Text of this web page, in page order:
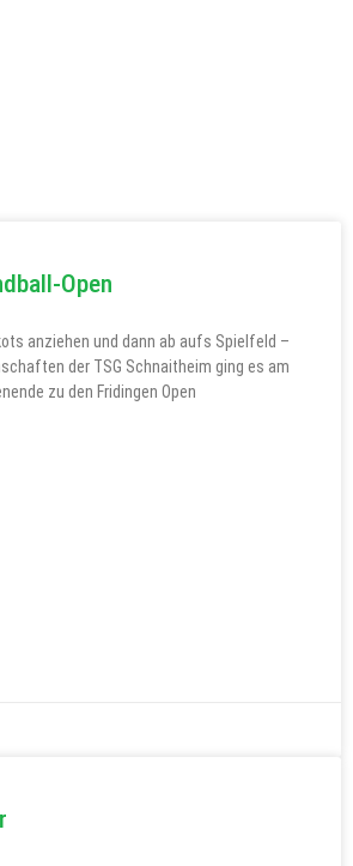
Open
anziehen und dann ab aufs Spielfeld –
der TSG Schnaitheim ging es am
zu den Fridingen Open